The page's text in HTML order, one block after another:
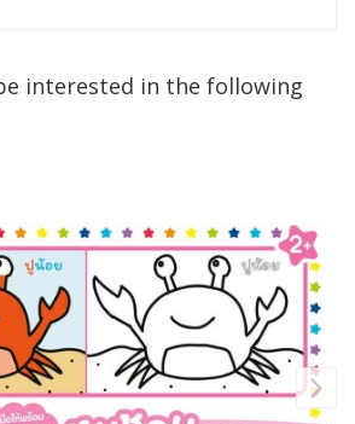
interested in the following